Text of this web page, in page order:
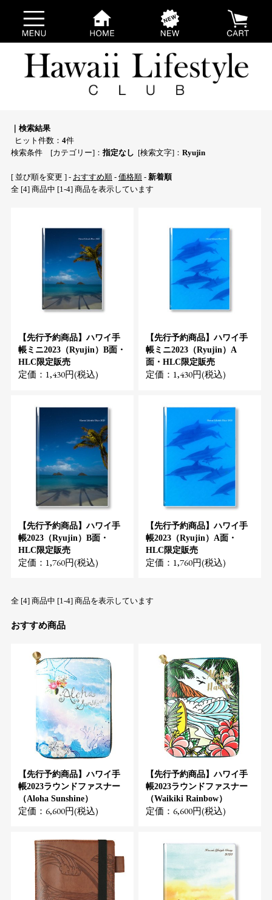
｜検索結果
ヒット件数： 4件
検索条件 [カテゴリー]： 指定なし [検索文字]： Ryujin
[ 並び順を変更 ] - おすすめ順- 価格順- 新着順
全 [4] 商品中 [1-4] 商品を表示しています
【先行予約商品】ハワイ手
帳ミニ2023（Ryujin）B面・
HLC限定販売
定価：1,430円(税込)
【先行予約商品】ハワイ手
帳ミニ2023（Ryujin）A
面・HLC限定販売
定価：1,430円(税込)
【先行予約商品】ハワイ手
帳2023（Ryujin）B面・
HLC限定販売
定価：1,760円(税込)
【先行予約商品】ハワイ手
帳2023（Ryujin）A面・
HLC限定販売
定価：1,760円(税込)
全 [4] 商品中 [1-4] 商品を表示しています
おすすめ商品
【先行予約商品】ハワイ手
帳2023ラウンドファスナー
（Aloha Sunshine）
定価：6,600円(税込)
【先行予約商品】ハワイ手
帳2023ラウンドファスナー
（Waikiki Rainbow）
定価：6,600円(税込)